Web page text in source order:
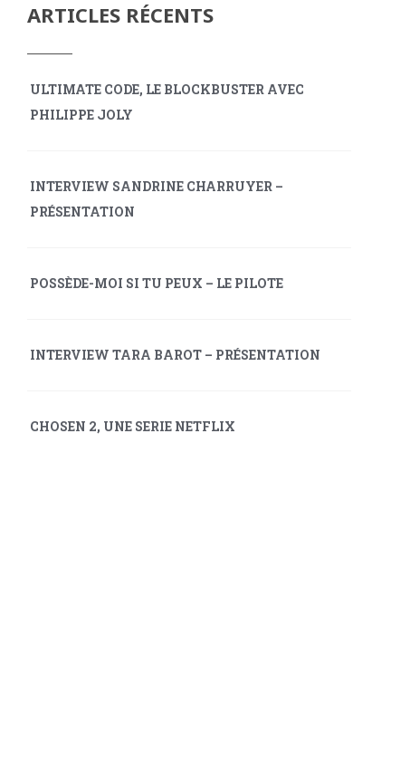
ARTICLES RÉCENTS
ULTIMATE CODE, LE BLOCKBUSTER AVEC
PHILIPPE JOLY
INTERVIEW SANDRINE CHARRUYER –
PRÉSENTATION
POSSÈDE-MOI SI TU PEUX – LE PILOTE
INTERVIEW TARA BAROT – PRÉSENTATION
CHOSEN 2, UNE SERIE NETFLIX